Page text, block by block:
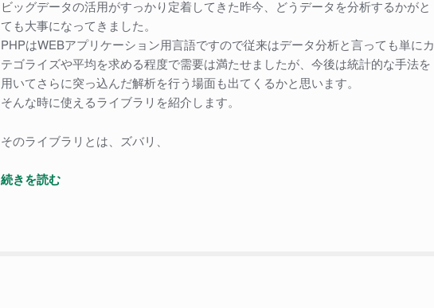
ビッグデータの活用がすっかり定着してきた昨今、どうデータを分析するかがと
ても大事になってきました。
PHPはWEBアプリケーション用言語ですので従来はデータ分析と言っても単にカ
テゴライズや平均を求める程度で需要は満たせましたが、今後は統計的な手法を
用いてさらに突っ込んだ解析を行う場面も出てくるかと思います。
そんな時に使えるライブラリを紹介します。
そのライブラリとは、ズバリ、
続きを読むPHP